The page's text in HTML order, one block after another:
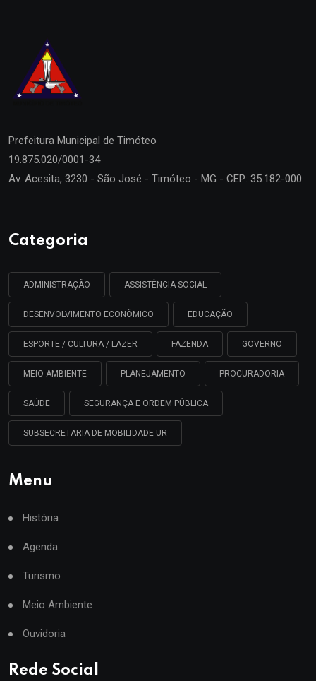
Prefeitura Municipal de Timóteo
19.875.020/0001-34
Av. Acesita, 3230 - São José - Timóteo - MG - CEP: 35.182-000
Categoria
ADMINISTRAÇÃO ASSISTÊNCIA SOCIAL
DESENVOLVIMENTO ECONÔMICO EDUCAÇÃO
ESPORTE / CULTURA / LAZER FAZENDA GOVERNO
MEIO AMBIENTE PLANEJAMENTO PROCURADORIA
SAÚDE SEGURANÇA E ORDEM PÚBLICA
SUBSECRETARIA DE MOBILIDADE UR
Menu
História
Agenda
Turismo
Meio Ambiente
Ouvidoria
Rede Social